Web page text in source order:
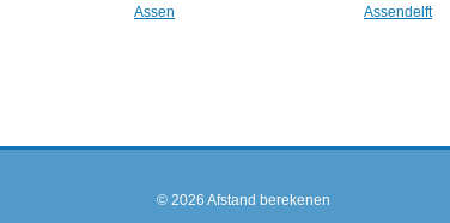
Assen Assendelft
© 2026 Afstand berekenen